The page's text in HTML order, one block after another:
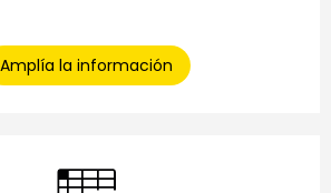
Amplía la información